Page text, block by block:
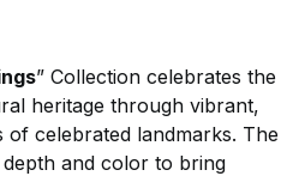
” Collection celebrates the
heritage through vibrant,
of celebrated landmarks. The
and color to bring